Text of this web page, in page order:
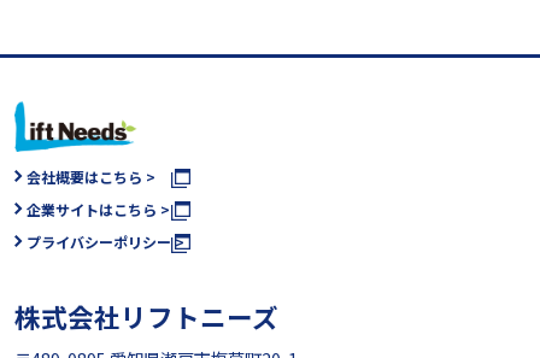
会社概要はこちら >
企業サイトはこちら >
プライバシーポリシー >
株式会社リフトニーズ